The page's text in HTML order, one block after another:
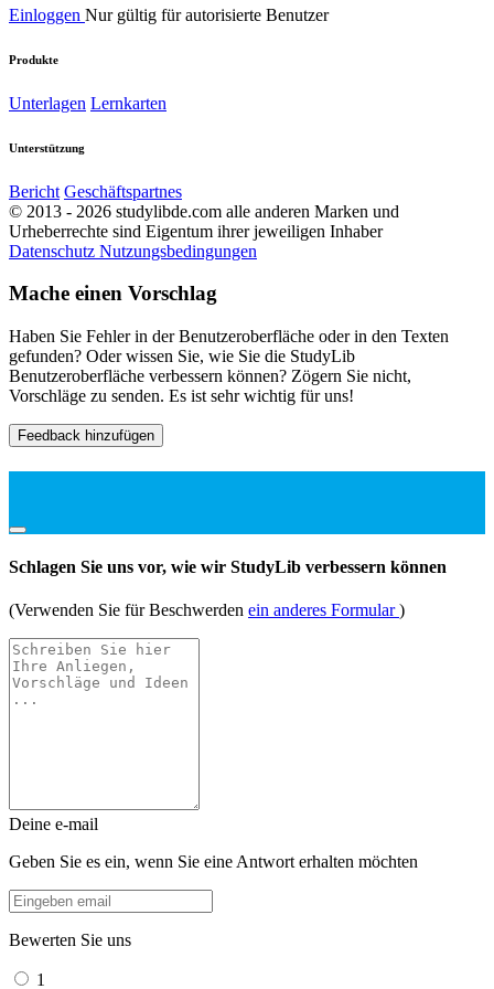
Einloggen Nur gültig für autorisierte Benutzer
Produkte
Unterlagen Lernkarten
Unterstützung
Bericht Geschäftspartnes
© 2013 - 2026 studylibde.com alle anderen Marken und
Urheberrechte sind Eigentum ihrer jeweiligen Inhaber
Datenschutz Nutzungsbedingungen
Mache einen Vorschlag
Haben Sie Fehler in der Benutzeroberfläche oder in den Texten
gefunden? Oder wissen Sie, wie Sie die StudyLib
Benutzeroberfläche verbessern können? Zögern Sie nicht,
Vorschläge zu senden. Es ist sehr wichtig für uns!
Feedback hinzufügen
Schlagen Sie uns vor, wie wir StudyLib verbessern können
(Verwenden Sie für Beschwerden ein anderes Formular)
Deine e-mail
Geben Sie es ein, wenn Sie eine Antwort erhalten möchten
Bewerten Sie uns
1